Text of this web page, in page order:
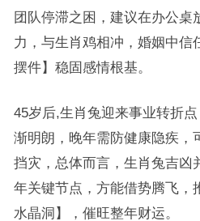
团队停滞之困，建议在办公桌
力，与生肖鸡相冲，婚姻中信
摆件】稳固感情根基。
45岁后,生肖兔迎来事业转折
渐明朗，晚年需防健康隐疾，
挡灾，总体而言，生肖兔吉凶
年关键节点，方能借势腾飞，
水晶洞】，催旺整年财运。